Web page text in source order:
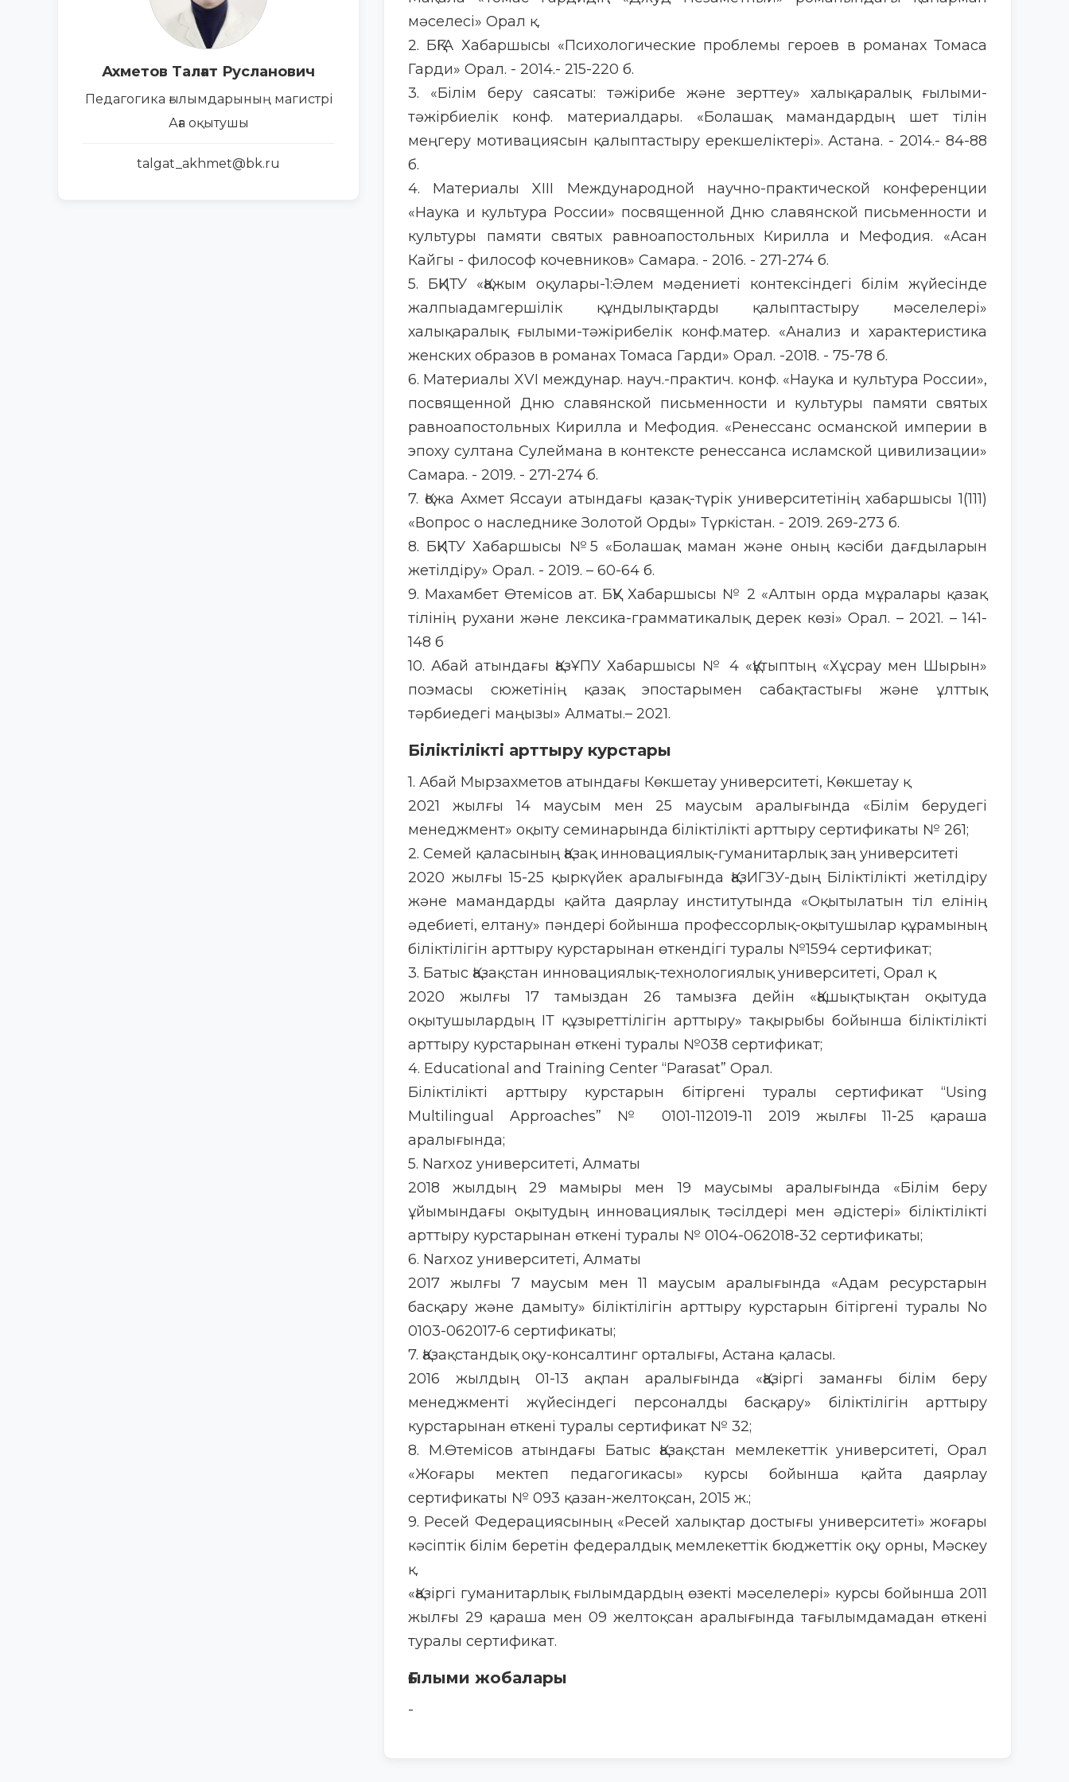
Ахметов Талғат Русланович
Педагогика ғылымдарының магистрі
Аға оқытушы
talgat_akhmet@bk.ru
мәселесі» Орал қ.
2. БҚГА Хабаршысы «Психологические проблемы героев в романах Томаса
Гарди» Орал. - 2014.- 215-220 б.
3. «Білім беру саясаты: тәжірибе және зерттеу» халықаралық ғылыми-
тәжірбиелік конф. материалдары. «Болашақ мамандардың шет тілін
меңгеру мотивациясын қалыптастыру ерекшеліктері». Астана. - 2014.- 84-88
б.
4. Материалы XIII Международной научно-практической конференции
«Наука и культура России» посвященной Дню славянской письменности и
культуры памяти святых равноапостольных Кирилла и Мефодия. «Асан
Кайгы - философ кочевников» Самара. - 2016. - 271-274 б.
5. БҚИТУ «Қажым оқулары-1:Әлем мәдениеті контексіндегі білім жүйесінде
жалпыадамгершілік құндылықтарды қалыптастыру мәселелері»
халықаралық ғылыми-тәжірибелік конф.матер. «Анализ и характеристика
женских образов в романах Томаса Гарди» Орал. -2018. - 75-78 б.
6. Материалы XVI междунар. науч.-практич. конф. «Наука и культура России»,
посвященной Дню славянской письменности и культуры памяти святых
равноапостольных Кирилла и Мефодия. «Ренессанс османской империи в
эпоху султана Сулеймана в контексте ренессанса исламской цивилизации»
Самара. - 2019. - 271-274 б.
7. Қожа Ахмет Яссауи атындағы қазақ-түрік университетінің хабаршысы 1(111)
«Вопрос о наследнике Золотой Орды» Түркістан. - 2019. 269-273 б.
8. БҚИТУ Хабаршысы №5 «Болашақ маман және оның кәсіби дағдыларын
жетілдіру» Орал. - 2019. – 60-64 б.
9. Махамбет Өтемісов ат. БҚУ Хабаршысы № 2 «Алтын орда мұралары қазақ
тілінің рухани және лексика-грамматикалық дерек көзі» Орал. – 2021. – 141-
148 б
10. Абай атындағы ҚазҰПУ Хабаршысы № 4 «Құтыптың «Хұсрау мен Шырын»
поэмасы сюжетінің қазақ эпостарымен сабақтастығы және ұлттық
тәрбиедегі маңызы» Алматы.– 2021.
Біліктілікті арттыру курстары
1. Абай Мырзахметов атындағы Көкшетау университеті, Көкшетау қ
2021 жылғы 14 маусым мен 25 маусым аралығында «Білім берудегі
менеджмент» оқыту семинарында біліктілікті арттыру сертификаты № 261;
2. Семей қаласының Қазақ инновациялық-гуманитарлық заң университеті
2020 жылғы 15-25 қыркүйек аралығында ҚазИГЗУ-дың Біліктілікті жетілдіру
және мамандарды қайта даярлау институтында «Оқытылатын тіл елінің
әдебиеті, елтану» пәндері бойынша профессорлық-оқытушылар құрамының
біліктілігін арттыру курстарынан өткендігі туралы №1594 сертификат;
3. Батыс Қазақстан инновациялық-технологиялық университеті, Орал қ
2020 жылғы 17 тамыздан 26 тамызға дейін «Қашықтықтан оқытуда
оқытушылардың ІТ құзыреттілігін арттыру» тақырыбы бойынша біліктілікті
арттыру курстарынан өткені туралы №038 сертификат;
4. Educational and Training Center “Parasat” Орал.
Біліктілікті арттыру курстарын бітіргені туралы сертификат “Using
Multilingual Approaches” № 0101-112019-11 2019 жылғы 11-25 қараша
аралығында;
5. Narxoz университеті, Алматы
2018 жылдың 29 мамыры мен 19 маусымы аралығында «Білім беру
ұйымындағы оқытудың инновациялық тәсілдері мен әдістері» біліктілікті
арттыру курстарынан өткені туралы № 0104-062018-32 сертификаты;
6. Narxoz университеті, Алматы
2017 жылғы 7 маусым мен 11 маусым аралығында «Адам ресурстарын
басқару және дамыту» біліктілігін арттыру курстарын бітіргені туралы No
0103-062017-6 сертификаты;
7. Қазақстандық оқу-консалтинг орталығы, Астана қаласы.
2016 жылдың 01-13 ақпан аралығында «Қазіргі заманғы білім беру
менеджменті жүйесіндегі персоналды басқару» біліктілігін арттыру
курстарынан өткені туралы сертификат № 32;
8. М.Өтемісов атындағы Батыс Қазақстан мемлекеттік университеті, Орал
«Жоғары мектеп педагогикасы» курсы бойынша қайта даярлау
сертификаты № 093 қазан-желтоқсан, 2015 ж.;
9. Ресей Федерациясының «Ресей халықтар достығы университеті» жоғары
кәсіптік білім беретін федералдық мемлекеттік бюджеттік оқу орны, Мәскеу
қ.
«Қазіргі гуманитарлық ғылымдардың өзекті мәселелері» курсы бойынша 2011
жылғы 29 қараша мен 09 желтоқсан аралығында тағылымдамадан өткені
туралы сертификат.
Ғылыми жобалары
-